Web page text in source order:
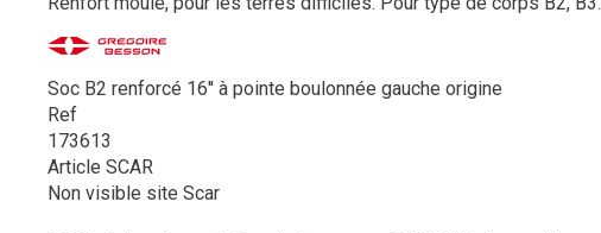
Soc B2 renforcé 16'' à pointe boulonnée gauche origine
Ref
173613
Article SCAR
Non visible site Scar